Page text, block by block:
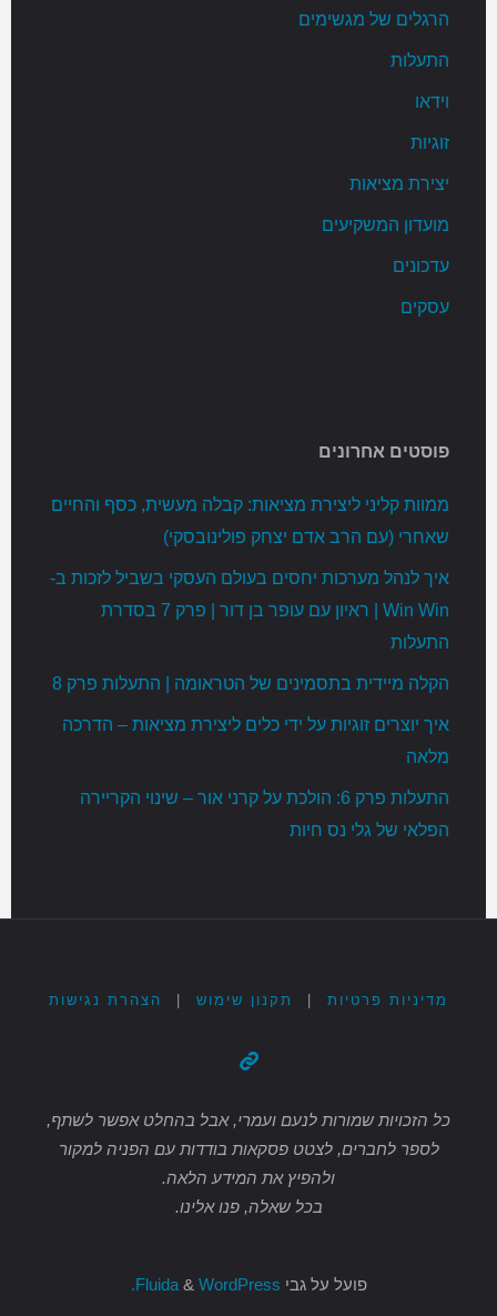
הרגלים של מגשימים
התעלות
וידאו
זוגיות
יצירת מציאות
מועדון המשקיעים
עדכונים
עסקים
פוסטים אחרונים
ממוות קליני ליצירת מציאות: קבלה מעשית, כסף והחיים
שאחרי (עם הרב אדם יצחק פולינובסקי)
איך לנהל מערכות יחסים בעולם העסקי בשביל לזכות ב-
Win Win | ראיון עם עופר בן דור | פרק 7 בסדרת
התעלות
הקלה מיידית בתסמינים של הטראומה | התעלות פרק 8
איך יוצרים זוגיות על ידי כלים ליצירת מציאות – הדרכה
מלאה
התעלות פרק 6: הולכת על קרני אור – שינוי הקריירה
הפלאי של גלי נס חיות
מדיניות פרטיות תקנון שימוש הצהרת נגישות
כל הזכויות שמורות לנעם ועמרי, אבל בהחלט אפשר לשתף,
לספר לחברים, לצטט פסקאות בודדות עם הפניה למקור
ולהפיץ את המידע הלאה.
בכל שאלה, פנו אלינו.
פועל על גבי & WordPress.